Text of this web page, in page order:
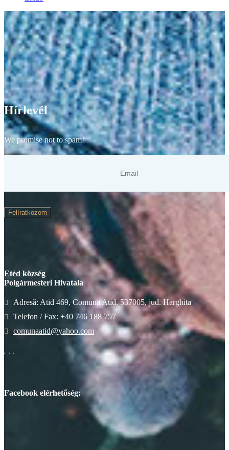
Hírlevél
We promise not to spam!
Felíratkozom
Etéd község
Polgármesteri Hivatala
Adresă: Atid 469, Comuna Atid, 537005, jud. Harghita
Telefon / Fax: +40 746 188 757
comunaatid@yahoo.com
Facebook elérhetőség: